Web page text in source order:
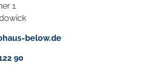
1
below.de
90